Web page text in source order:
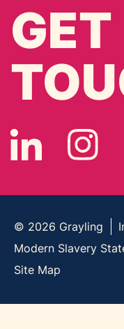
GET
© 2026 Grayling
Modern Slavery
Site Map